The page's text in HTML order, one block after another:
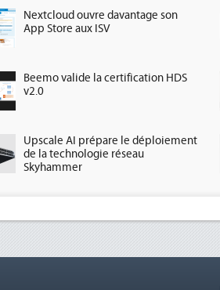
Nextcloud ouvre davantage son
App Store aux ISV
Beemo valide la certification HDS
v2.0
Upscale AI prépare le déploiement
de la technologie réseau
Skyhammer